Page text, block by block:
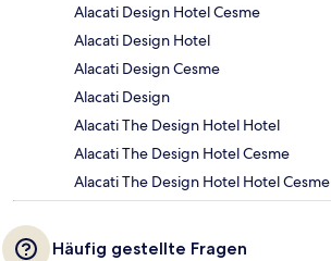
Alacati Design Hotel Cesme
Alacati Design Hotel
Alacati Design Cesme
Alacati Design
Alacati The Design Hotel Hotel
Alacati The Design Hotel Cesme
Alacati The Design Hotel Hotel Cesme
Häufig gestellte Fragen